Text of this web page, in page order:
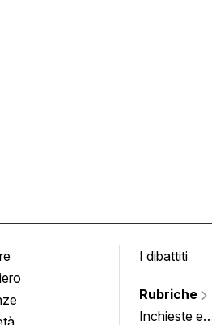
I dibattiti
Rubriche
Inchieste e